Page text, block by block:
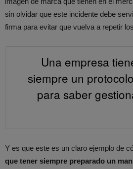
sin olvidar que este incidente debe
firma para evitar que vuelva a repetir
Una empresa
siempre un
para saber
Y es que este es un claro ejemplo de
que tener siempre preparado un